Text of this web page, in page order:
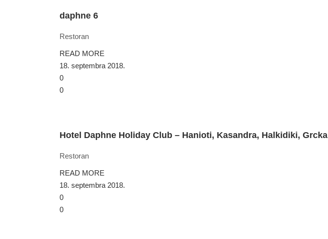
daphne 6
Restoran
READ MORE
18. septembra 2018.
0
0
Hotel Daphne Holiday Club – Hanioti, Kasandra, Halkidiki, Grcka
Restoran
READ MORE
18. septembra 2018.
0
0